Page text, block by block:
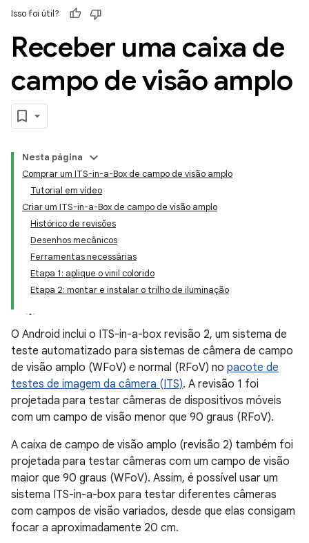
Isso foi útil?
Receber uma caixa de
campo de visão amplo
Nesta página
Comprar um ITS-in-a-Box de campo de visão amplo
Tutorial em vídeo
Criar um ITS-in-a-Box de campo de visão amplo
Histórico de revisões
Desenhos mecânicos
Ferramentas necessárias
Etapa 1: aplique o vinil colorido
Etapa 2: montar e instalar o trilho de iluminação
O Android inclui o ITS-in-a-box revisão 2, um sistema de
teste automatizado para sistemas de câmera de campo
de visão amplo (WFoV) e normal (RFoV) no pacote de
testes de imagem da câmera (ITS). A revisão 1 foi
projetada para testar câmeras de dispositivos móveis
com um campo de visão menor que 90 graus (RFoV).
A caixa de campo de visão amplo (revisão 2) também foi
projetada para testar câmeras com um campo de visão
maior que 90 graus (WFoV). Assim, é possível usar um
sistema ITS-in-a-box para testar diferentes câmeras
com campos de visão variados, desde que elas consigam
focar a aproximadamente 20 cm.